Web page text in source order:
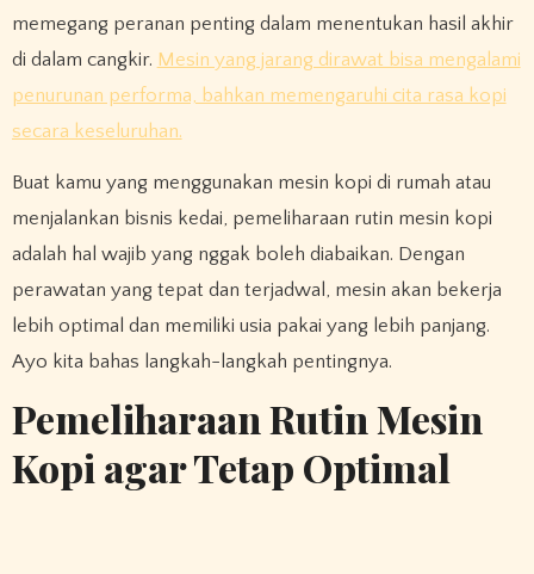
memegang peranan penting dalam menentukan hasil akhir
di dalam cangkir. Mesin yang jarang dirawat bisa mengalami
penurunan performa, bahkan memengaruhi cita rasa kopi
secara keseluruhan.
Buat kamu yang menggunakan mesin kopi di rumah atau
menjalankan bisnis kedai, pemeliharaan rutin mesin kopi
adalah hal wajib yang nggak boleh diabaikan. Dengan
perawatan yang tepat dan terjadwal, mesin akan bekerja
lebih optimal dan memiliki usia pakai yang lebih panjang.
Ayo kita bahas langkah-langkah pentingnya.
Pemeliharaan Rutin Mesin
Kopi agar Tetap Optimal